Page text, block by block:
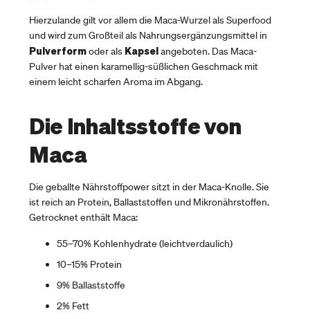
Hierzulande gilt vor allem die Maca-Wurzel als Superfood
und wird zum Großteil als Nahrungsergänzungsmittel in
Pulverformoder als Kapselangeboten. Das Maca-
Pulver hat einen karamellig-süßlichen Geschmack mit
einem leicht scharfen Aroma im Abgang.
Die Inhaltsstoffe von
Maca
Die geballte Nährstoffpower sitzt in der Maca-Knolle. Sie
ist reich an Protein, Ballaststoffen und Mikronährstoffen.
Getrocknet enthält Maca:
55–70% Kohlenhydrate (leichtverdaulich)
10–15% Protein
9% Ballaststoffe
2% Fett